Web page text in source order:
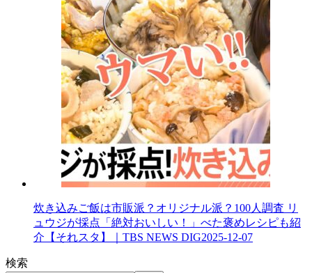
炊き込みご飯は市販派？オリジナル派？100人調査 リ
ュウジが採点「絶対おいしい！」べた褒めレシピも紹
介【それスタ】｜TBS NEWS DIG2025-12-07
検索